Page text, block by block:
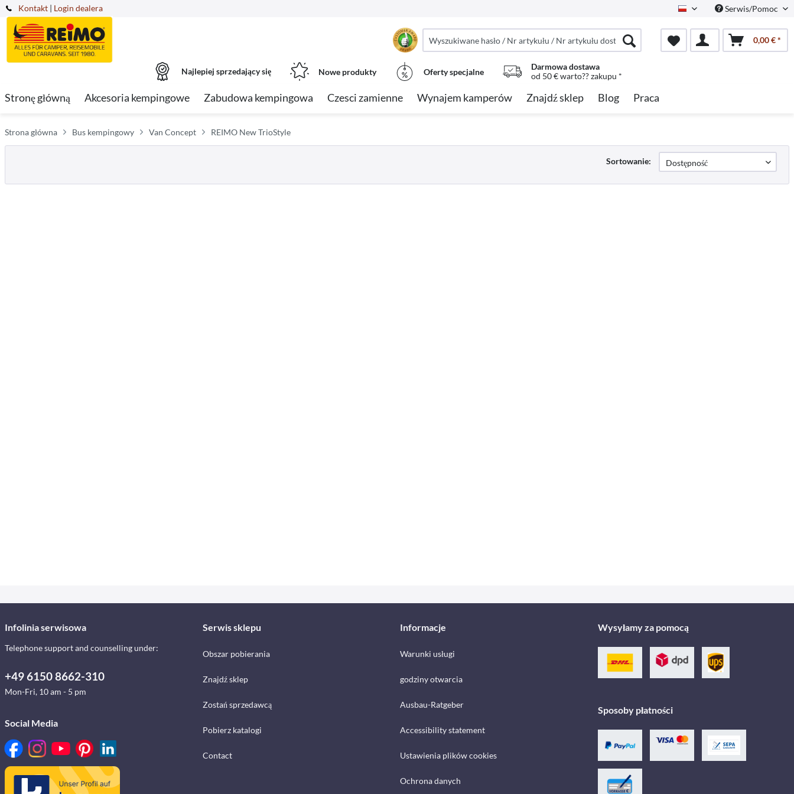
Kontakt Polish Serwis/Pomoc
| Login dealera
0,00 € *
Najlepiej sprzedający się Nowe produkty Oferty specjalne
Darmowa dostawa
od 50 € warto?? zakupu *
Stronę główną Akcesoria kempingowe Zabudowa kempingowa Czesci zamienne Wynajem kamperów Znajdź sklep Blog Praca
Strona główna Bus kempingowy Van Concept REIMO New TrioStyle
Sortowanie:
Infolinia serwisowa
Telephone support and counselling under:
+49 6150 8662-310
Mon-Fri, 10 am - 5 pm
Social Media
Serwis sklepu
Obszar pobierania
Znajdź sklep
Zostań sprzedawcą
Pobierz katalogi
Contact
Informacje
Warunki usługi
godziny otwarcia
Ausbau-Ratgeber
Accessibility statement
Ustawienia plików cookies
Ochrona danych
Wysyłamy za pomocą
Sposoby płatności